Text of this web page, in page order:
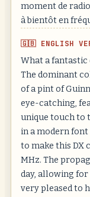
moment de
à bientôt en
🇬🇧 ENGLISH
What a fantastic
The dominant
of a pint of
eye-catching,
unique touch to
in a modern
to make this DX
MHz. The
day, allowing for
very pleased to